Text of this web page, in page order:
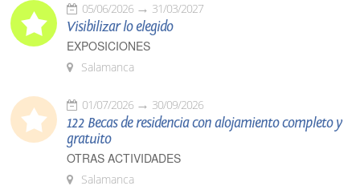
05/06/2026 31/03/2027
Visibilizar lo elegido
EXPOSICIONES
Salamanca
01/07/2026 30/09/2026
122 Becas de residencia con alojamiento completo y
gratuito
OTRAS ACTIVIDADES
Salamanca